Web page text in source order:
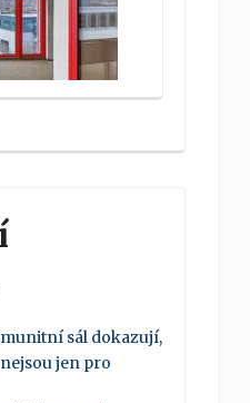
sál dokazují,
jen pro